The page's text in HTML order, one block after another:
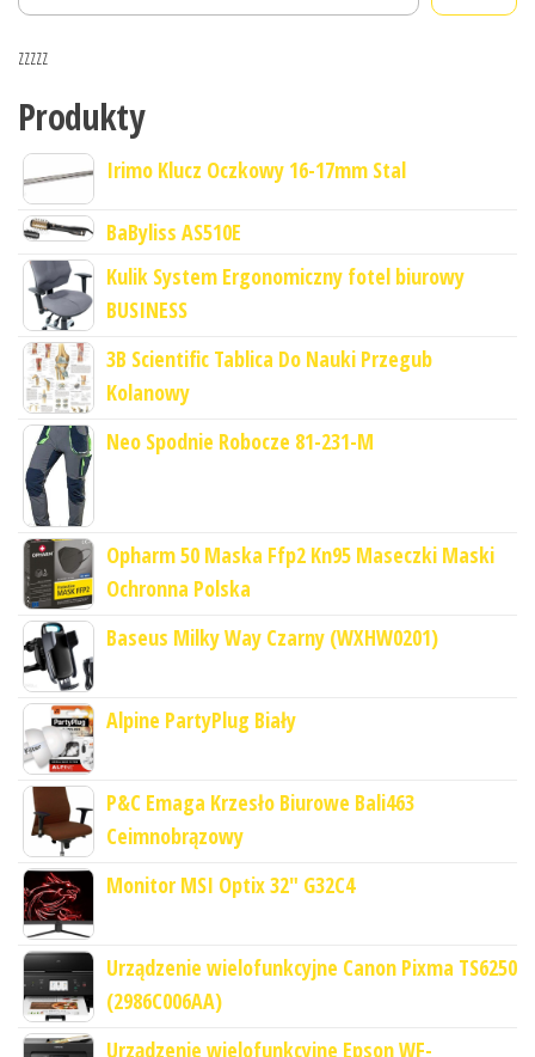
zzzzz
Produkty
Irimo Klucz Oczkowy 16-17mm Stal
BaByliss AS510E
Kulik System Ergonomiczny fotel biurowy
BUSINESS
3B Scientific Tablica Do Nauki Przegub
Kolanowy
Neo Spodnie Robocze 81-231-M
Opharm 50 Maska Ffp2 Kn95 Maseczki Maski
Ochronna Polska
Baseus Milky Way Czarny (WXHW0201)
Alpine PartyPlug Biały
P&C Emaga Krzesło Biurowe Bali463
Ceimnobrązowy
Monitor MSI Optix 32" G32C4
Urządzenie wielofunkcyjne Canon Pixma TS6250
(2986C006AA)
Urządzenie wielofunkcyjne Epson WF-